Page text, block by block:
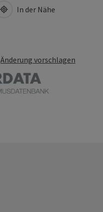
In der Nähe
Änderung vorschlagen